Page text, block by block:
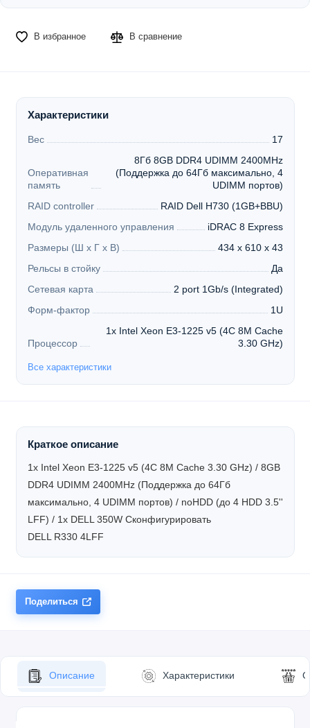
В избранное В сравнение
Характеристики
Вес 17
Оперативная
память
8Гб 8GB DDR4 UDIMM 2400MHz
(Поддержка до 64Гб максимально, 4
UDIMM портов)
RAID controller
RAID Dell H730 (1GB+BBU)
Модуль удаленного управления
iDRAC 8 Express
Размеры (Ш х Г х В)
434 x 610 x 43
Рельсы в стойку
Да
Сетевая карта
2 port 1Gb/s (Integrated)
Форм-фактор
1U
Процессор
1x Intel Xeon E3-1225 v5 (4C 8M Cache
3.30 GHz)
Все характеристики
Краткое описание
1x Intel Xeon E3-1225 v5 (4C 8M Cache 3.30 GHz) / 8GB
DDR4 UDIMM 2400MHz (Поддержка до 64Гб
максимально, 4 UDIMM портов) / noHDD (до 4 HDD 3.5''
LFF) / 1x DELL 350W Сконфигурировать
DELL R330 4LFF
Поделиться
Описание Характеристики